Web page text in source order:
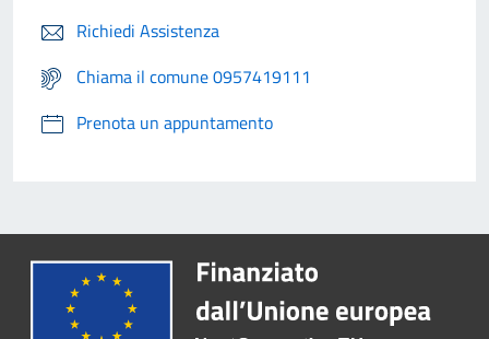
Richiedi Assistenza
Chiama il comune 0957419111
Prenota un appuntamento